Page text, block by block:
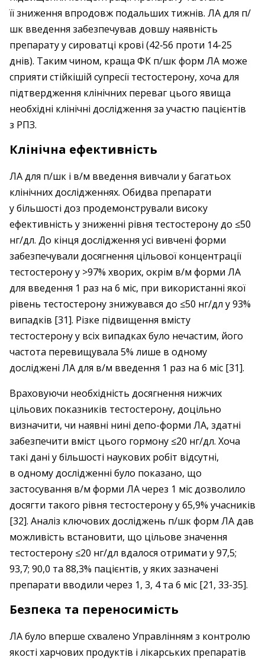
її зниження впродовж подальших тижнів. ЛА для п/
шк введення забезпечував довшу наявність
препарату у сироватці крові (42‑56 проти 14-25
днів). Таким чином, краща ФК п/шк форм ЛА може
сприяти стійкішій супресії тестостерону, хоча для
підтвердження клінічних переваг цього явища
необхідні клінічні дослідження за участю пацієнтів
з РПЗ.
Клінічна ефективність
ЛА для п/шк і в/м введення вивчали у багатьох
клінічних дослідженнях. Обидва препарати
у більшості доз продемонстрували високу
ефективність у зниженні рівня тестостерону до ≤50
нг/дл. До кінця дослідження усі вивчені форми
забезпечували досягнення цільової концентрації
тестостерону у >97% хворих, окрім в/м форми ЛА
для введення 1 раз на 6 міс, при використанні якої
рівень тестостерону знижувався до ≤50 нг/дл у 93%
випадків [31]. Різке підвищення вмісту
тестостерону у всіх випадках було нечастим, його
частота перевищувала 5% лише в одному
досліджені ЛА для в/м введення 1 раз на 6 міс [31].
Враховуючи необхідність досягнення нижчих
цільових показників тестостерону, доцільно
визначити, чи наявні нині депо-форми ЛА, здатні
забезпечити вміст цього гормону ≤20 нг/дл. Хоча
такі дані у більшості наукових робіт відсутні,
в одному дослідженні було показано, що
застосування в/м форми ЛА через 1 міс дозволило
досягти такого рівня тестостерону у 65,9% учасників
[32]. Аналіз ключових досліджень п/шк форм ЛА дав
можливість встановити, що цільове значення
тестостерону ≤20 нг/дл вдалося отримати у 97,5;
93,7; 90,0 та 88,3% пацієнтів, у яких зазначені
препарати вводили через 1, 3, 4 та 6 міс [21, 33-35].
Безпека та переносимість
ЛА було вперше схвалено Управлінням з контролю
якості харчових продуктів і лікарських препаратів